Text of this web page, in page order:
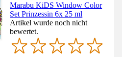
Marabu KiDS Window Color
Set Prinzessin 6x 25 ml
Artikel wurde noch nicht
bewertet.